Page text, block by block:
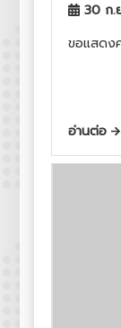
30 ก.
ขอแสดง
อ่านต่อ